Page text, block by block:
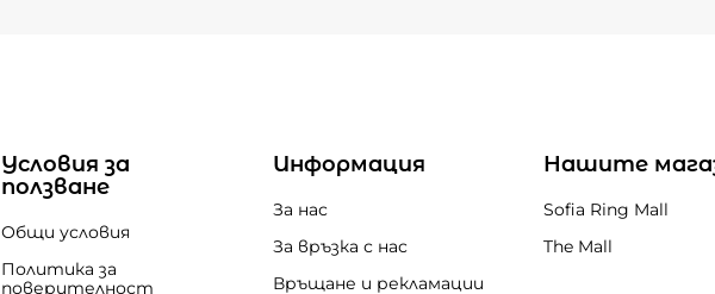
Условия за
ползване
Общи условия
Политика за
поверителност
Информация
За нас
За връзка с нас
Връщане и рекламации
Нашите
Sofia Ring Mall
The Mall